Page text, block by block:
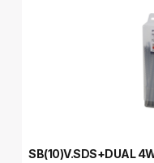
SB(10)V.SDS+DUAL